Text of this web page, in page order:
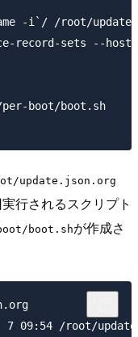
-i`/ /root/
record-sets --
boot/boot.sh
update.json.org
行されるスクリプト
boot.shが作成さ
09:54 /root/